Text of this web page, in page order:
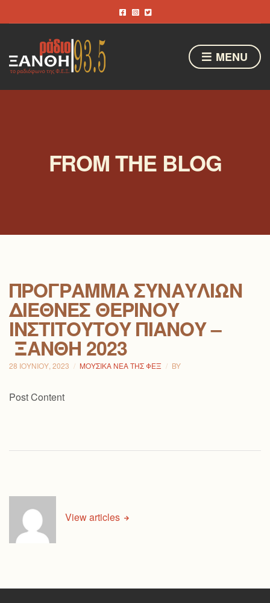
MENU
FROM THE BLOG
ΠΡΌΓΡΑΜΜΑ ΣΥΝΑΥΛΙΏΝ
ΔΙΕΘΝΈΣ ΘΕΡΙΝΟΎ
ΙΝΣΤΙΤΟΎΤΟΥ ΠΙΆΝΟΥ –
ΞΆΝΘΗ 2023
28 ΙΟΥΝΊΟΥ, 2023 ΜΟΥΣΙΚΆ ΝΈΑ ΤΗΣ ΦΕΞ BY
Post Content
View articles